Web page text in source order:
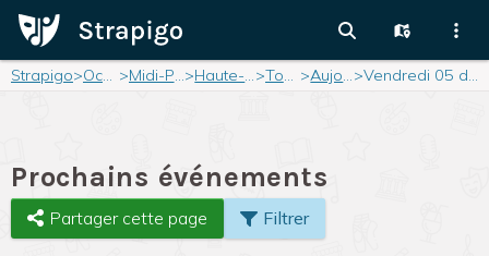
Strapigo> Occitanie > Midi-Pyrénées> Haute-Garonne> Toulouse > Aujourd'hui> Vendredi 05 décembre 2025
Prochains événements
Partager cette page Filtrer